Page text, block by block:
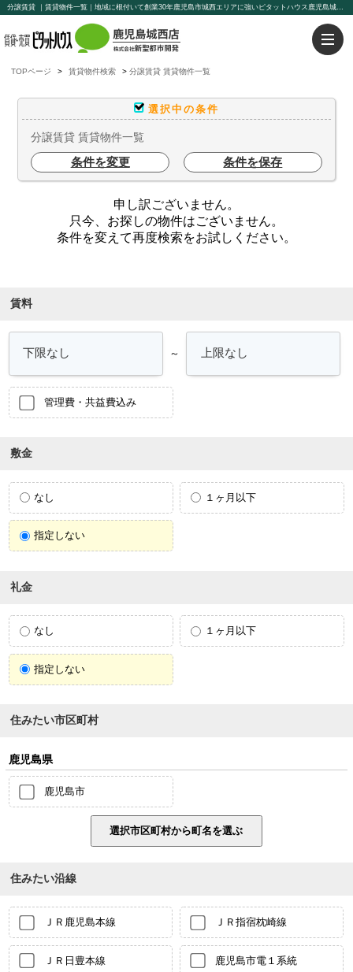
分譲賃貸 ｜賃貸物件一覧｜地域に根付いて創業30年鹿児島市城西エリアに強いピタットハウス鹿児島城西店【新聖都市開発】豊富な物件を取り揃えております。賃貸管理もお任せください。
TOPページ 賃貸物件検索 分譲賃貸 賃貸物件一覧
選択中の条件
分譲賃貸 賃貸物件一覧
条件を変更 条件を保存
申し訳ございません。
只今、お探しの物件はございません。
条件を変えて再度検索をお試しください。
賃料
～
管理費・共益費込み
敷金
なし １ヶ月以下
指定しない
礼金
なし １ヶ月以下
指定しない
住みたい市区町村
鹿児島県
鹿児島市
住みたい沿線
ＪＲ鹿児島本線 ＪＲ指宿枕崎線
ＪＲ日豊本線 鹿児島市電１系統